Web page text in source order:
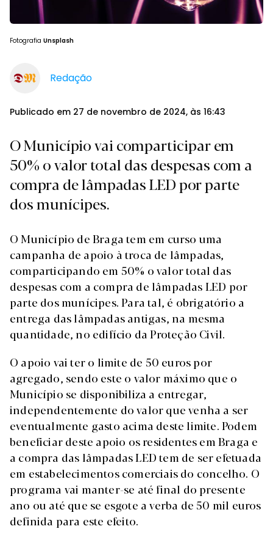
Fotografia Unsplash
Redação
Publicado em 27 de novembro de 2024, às 16:43
O Município vai comparticipar em
50% o valor total das despesas com a
compra de lâmpadas LED por parte
dos munícipes.
O Município de Braga tem em curso uma
campanha de apoio à troca de lâmpadas,
comparticipando em 50% o valor total das
despesas com a compra de lâmpadas LED por
parte dos munícipes. Para tal, é obrigatório a
entrega das lâmpadas antigas, na mesma
quantidade, no edifício da Proteção Civil.
O apoio vai ter o limite de 50 euros por
agregado, sendo este o valor máximo que o
Município se disponibiliza a entregar,
independentemente do valor que venha a ser
eventualmente gasto acima deste limite. Podem
beneficiar deste apoio os residentes em Braga e
a compra das lâmpadas LED tem de ser efetuada
em estabelecimentos comerciais do concelho. O
programa vai manter-se até final do presente
ano ou até que se esgote a verba de 50 mil euros
definida para este efeito.